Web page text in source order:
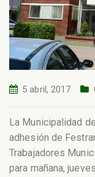
5 abril, 2017
La Municipalidad
adhesión de
Trabajadores
para mañana,